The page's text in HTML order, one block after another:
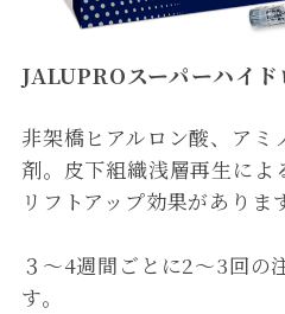
JALUPROスーパーハイド
非架橋ヒアルロン酸、アミ
剤。皮下組織浅層再生によ
リフトアップ効果があります
３〜4週間ごとに2〜3回の
す。